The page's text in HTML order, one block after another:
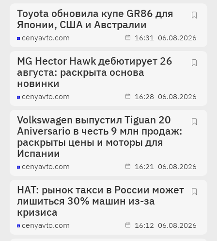
Toyota обновила купе GR86 для
Японии, США и Австралии
cenyavto.com 16:31 06.08.2026
MG Hector Hawk дебютирует 26
августа: раскрыта основа
новинки
cenyavto.com 16:28 06.08.2026
Volkswagen выпустил Tiguan 20
Aniversario в честь 9 млн продаж:
раскрыты цены и моторы для
Испании
cenyavto.com 16:21 06.08.2026
НАТ: рынок такси в России может
лишиться 30% машин из-за
кризиса
cenyavto.com 16:12 06.08.2026